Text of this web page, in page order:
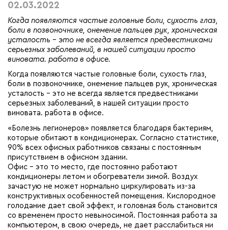
02.03.2022
Когда появляются частые головные боли, сухость глаз,
боли в позвоночнике, онемение пальцев рук, хроническая
усталость - это не всегда является предвестниками
серьезных заболеваний, в нашей ситуации просто
виновата. работа в офисе.
Когда появляются частые головные боли, сухость глаз,
боли в позвоночнике, онемение пальцев рук, хроническая
усталость - это не всегда является предвестниками
серьезных заболеваний, в нашей ситуации просто
виновата. работа в офисе.
«Болезнь легионеров» появляется благодаря бактериям,
которые обитают в кондиционерах. Согласно статистике,
90% всех офисных работников связаны с постоянным
присутствием в офисном здании.
Офис – это то место, где постоянно работают
кондиционеры летом и обогреватели зимой. Воздух
зачастую не может нормально циркулировать из-за
конструктивных особенностей помещения. Кислородное
голодание дает свой эффект, и головная боль становится
со временем просто невыносимой. Постоянная работа за
компьютером, в свою очередь, не дает расслабиться ни